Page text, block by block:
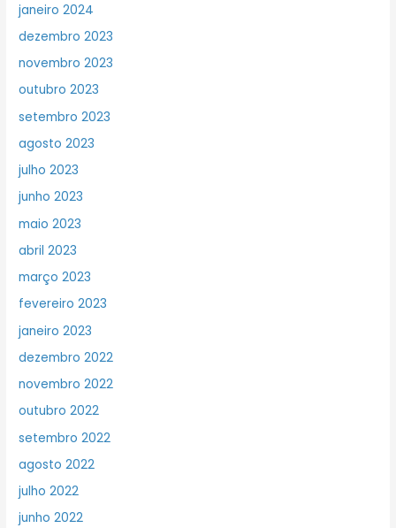
janeiro 2024
dezembro 2023
novembro 2023
outubro 2023
setembro 2023
agosto 2023
julho 2023
junho 2023
maio 2023
abril 2023
março 2023
fevereiro 2023
janeiro 2023
dezembro 2022
novembro 2022
outubro 2022
setembro 2022
agosto 2022
julho 2022
junho 2022